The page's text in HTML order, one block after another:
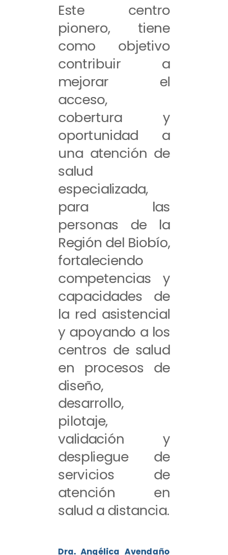
Este centro
pionero, tiene
como objetivo
contribuir a
mejorar el
acceso,
cobertura y
oportunidad a
una atención de
salud
especializada,
para las
personas de la
Región del Biobío,
fortaleciendo
competencias y
capacidades de
la red asistencial
y apoyando a los
centros de salud
en procesos de
diseño,
desarrollo,
pilotaje,
validación y
despliegue de
servicios de
atención en
salud a distancia.
Dra. Angélica Avendaño